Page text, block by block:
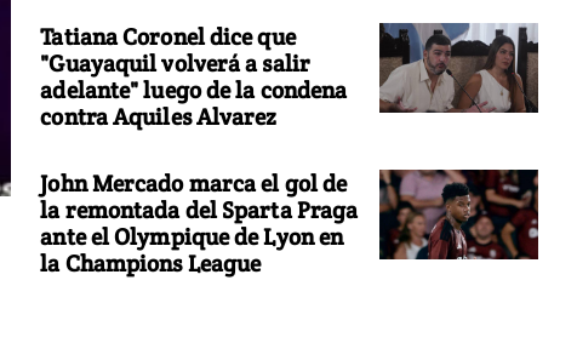
Tatiana Coronel dice que
"Guayaquil volverá a salir
adelante" luego de la condena
contra Aquiles Alvarez
John Mercado marca el gol de
la remontada del Sparta Praga
ante el Olympique de Lyon en
la Champions League